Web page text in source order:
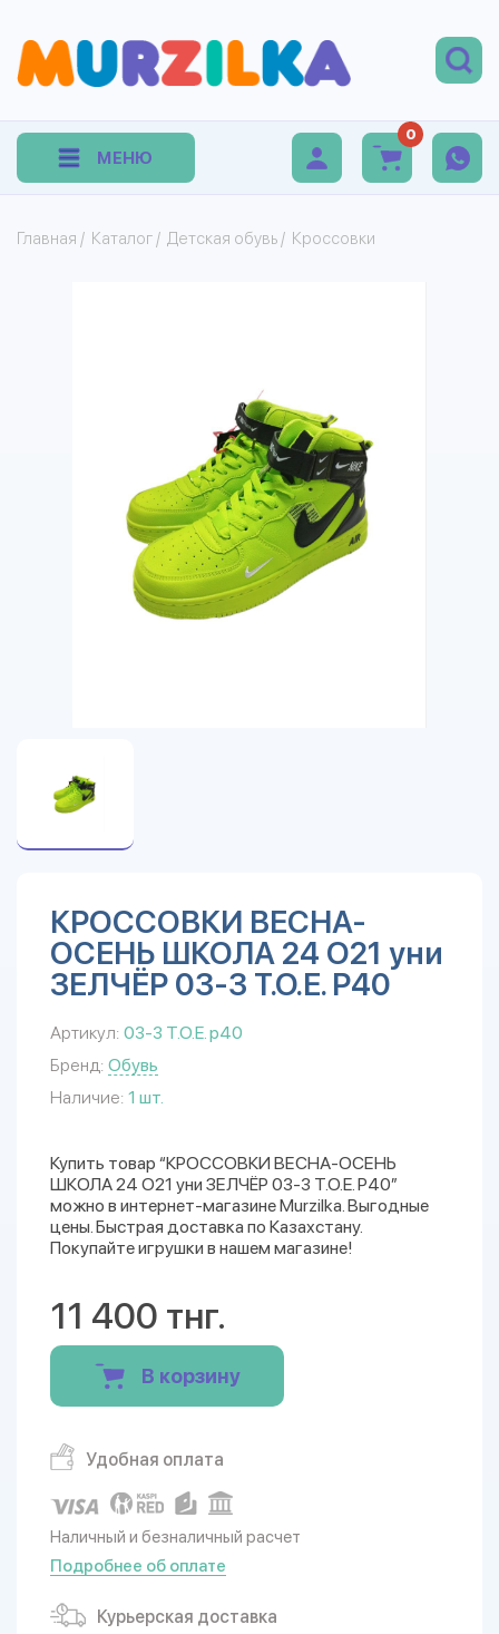
МЕНЮ
0
Главная / Каталог / Детская обувь / Кроссовки
КРОССОВКИ ВЕСНА-
ОСЕНЬ ШКОЛА 24 О21 уни
ЗЕЛЧЁР 03-3 T.O.E. Р40
Артикул: 03-3 T.O.E. р40
Бренд: Обувь
Наличие: 1 шт.
Купить товар “КРОССОВКИ ВЕСНА-ОСЕНЬ
ШКОЛА 24 О21 уни ЗЕЛЧЁР 03-3 T.O.E. Р40”
можно в интернет-магазине Murzilka. Выгодные
цены. Быстрая доставка по Казахстану.
Покупайте игрушки в нашем магазине!
11 400 тнг.
В корзину
Удобная оплата
Наличный и безналичный расчет
Подробнее об оплате
Курьерская доставка